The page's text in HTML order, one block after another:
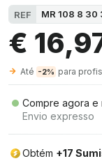
REF MR 108 8 30
€
Até -2% para
Compre agora
Envio expresso
Obtém +17